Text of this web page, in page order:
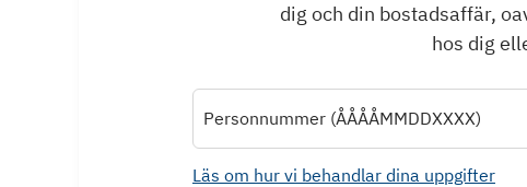
dig och din bostadsaffär,
hos dig
Personnummer (ÅÅÅÅMMDDXXXX)
Läs om hur vi behandlar dina uppgifter